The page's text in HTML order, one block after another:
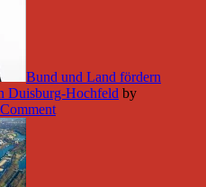
Bund und Land fördern
Duisburg-Hochfeld by